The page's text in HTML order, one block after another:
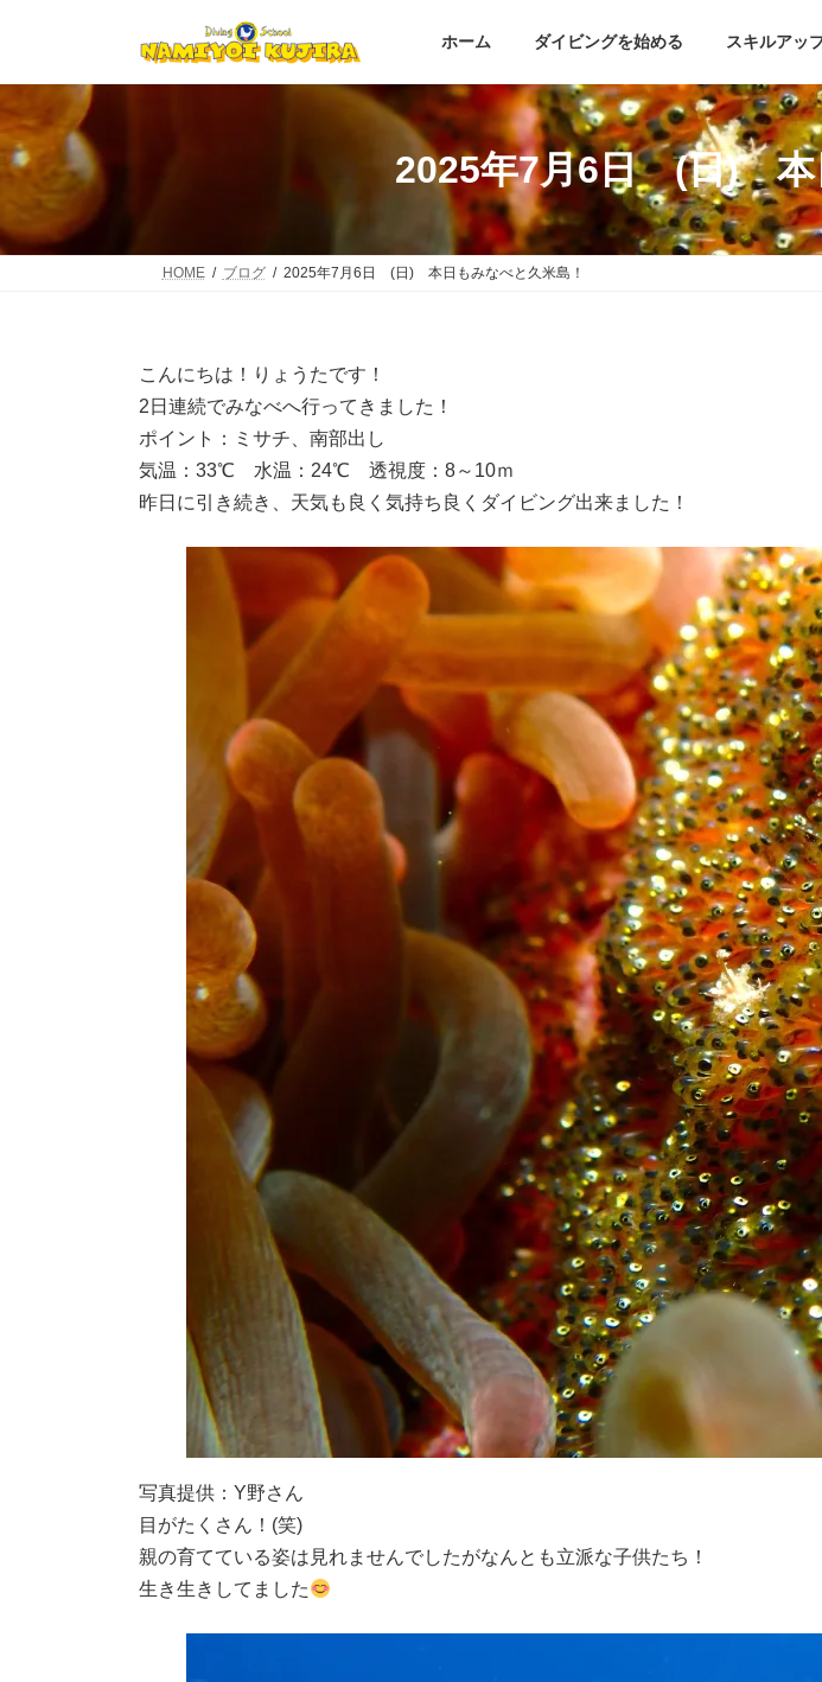
ン
ツ
へ
ス
プ
ー
シ
ョ
ン
動
ホーム ダイビングを始める スキルアッ
2025年7月6日 (日) 本
HOME ブログ 2025年7月6日 (日) 本日もみなべと久米島！
こんにちは！りょうたです！
2日連続でみなべへ行ってきました！
ポイント：ミサチ、南部出し
気温：33℃ 水温：24℃ 透視度：8～10ｍ
昨日に引き続き、天気も良く気持ち良くダイビング出来ました！
写真提供：Y野さん
目がたくさん！(笑)
親の育てている姿は見れませんでしたがなんとも立派な子供たち！
生き生きしてました